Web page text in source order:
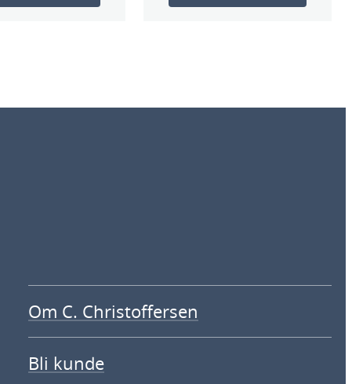
Om C. Christoffersen
Bli kunde